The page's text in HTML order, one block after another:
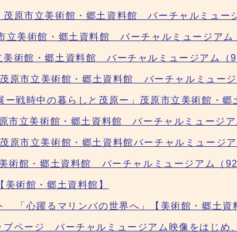
茂原市立美術館・郷土資料館 バーチャルミュー
立美術館・郷土資料館 バーチャルミュージアム
術館・郷土資料館 バーチャルミュージアム（
原市立美術館・郷土資料館 バーチャルミュージ
ー戦時中の暮らしと茂原ー」茂原市立美術館・
市立美術館・郷土資料館 バーチャルミュージア
市立美術館・郷土資料館バーチャルミュージア
術館・郷土資料館 バーチャルミュージアム（92
術館・郷土資料館】
心躍るマリンバの世界へ」【美術館・郷土資
プページ バーチャルミュージアム映像をはじめ